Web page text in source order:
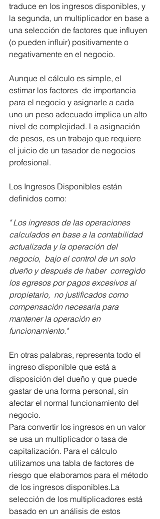
traduce en los ingresos disponibles, y
la segunda, un multiplicador en base a
una selección de factores que influyen
(o pueden influir) positivamente o
negativamente en el negocio.
Aunque el cálculo es simple, el
estimar los factores  de importancia
para el negocio y asignarle a cada
uno un peso adecuado implica un alto
nivel de complejidad. La asignación
de pesos, es un trabajo que requiere
el juicio de un tasador de negocios
profesional.
Los Ingresos Disponibles están
definidos como:
" Los ingresos de las operaciones
calculados en base a la contabilidad
actualizada y la operación del
negocio,  bajo el control de un solo
dueño y después de haber  corregido
los egresos por pagos excesivos al
propietario,  no justificados como
compensación necesaria para
mantener la operación en
funcionamiento."
En otras palabras, representa todo el
ingreso disponible que está a
disposición del dueño y que puede
gastar de una forma personal, sin
afectar el normal funcionamiento del
negocio.
Para convertir los ingresos en un valor
se usa un multiplicador o tasa de
capitalización. Para el cálculo
utilizamos una tabla de factores de
riesgo que elaboramos para el método
de los ingresos disponibles.La
selección de los multiplicadores está
basado en un análisis de estos